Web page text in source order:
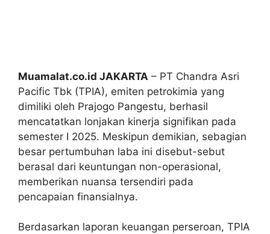
Muamalat.co.id JAKARTA – PT Chandra Asri
Pacific Tbk (TPIA), emiten petrokimia yang
dimiliki oleh Prajogo Pangestu, berhasil
mencatatkan lonjakan kinerja signifikan pada
semester I 2025. Meskipun demikian, sebagian
besar pertumbuhan laba ini disebut-sebut
berasal dari keuntungan non-operasional,
memberikan nuansa tersendiri pada
pencapaian finansialnya.
Berdasarkan laporan keuangan perseroan, TPIA